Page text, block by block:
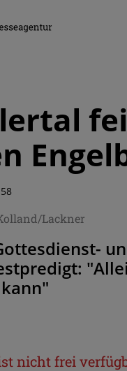
Lackner
nicht frei